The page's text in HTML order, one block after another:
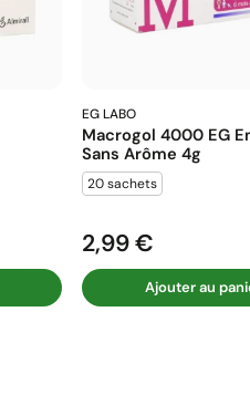
EG LABO
Macrogol 4000 EG
Sans Arôme 4g
20 sachets
Prix
2,99 €
Ajouter au